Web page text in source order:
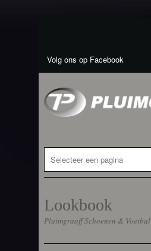
Volg ons op Facebook
Lookbook
Pluimgraaff Schoenen & Voetbal